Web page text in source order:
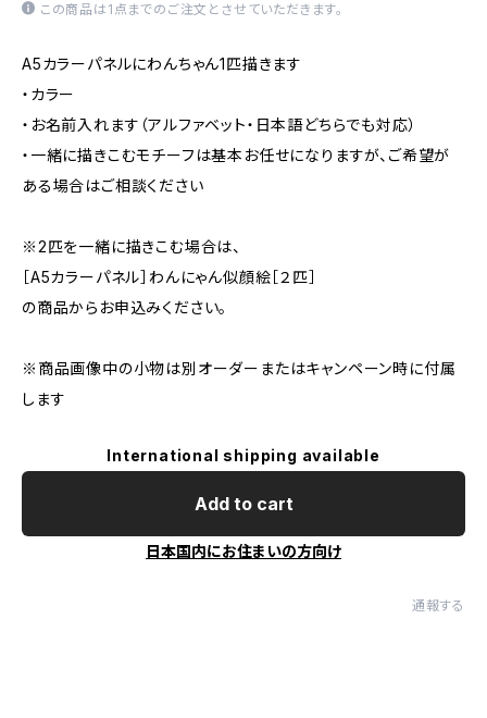
この商品は1点までのご注文とさせていただきます。
A5カラーパネルにわんちゃん1匹描きます
・カラー
・お名前入れます（アルファベット・日本語どちらでも対応）
・一緒に描きこむモチーフは基本お任せになりますが、ご希望が
ある場合はご相談ください
※2匹を一緒に描きこむ場合は、
［A5カラーパネル］わんにゃん似顔絵［２匹］
の商品からお申込みください。
※商品画像中の小物は別オーダーまたはキャンペーン時に付属
します
International shipping available
Add to cart
日本国内にお住まいの方向け
通報する